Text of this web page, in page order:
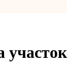
участок